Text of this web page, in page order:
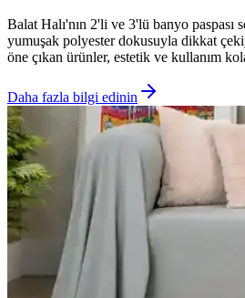
Balat Halı'nın 2'li ve 3'lü banyo paspası
yumuşak polyester dokusuyla dikkat
öne çıkan ürünler, estetik ve kullanım
Daha fazla bilgi edinin